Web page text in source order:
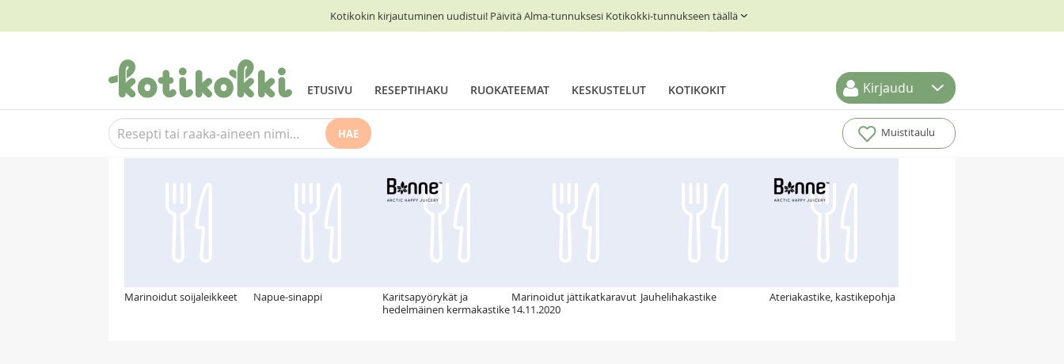
Kotikokin kirjautuminen uudistui! Päivitä Alma-tunnuksesi Kotikokki-tunnukseen täällä
ETUSIVU RESEPTIHAKU RUOKATEEMAT KESKUSTELUT KOTIKOKIT Kirjaudu
HAE Muistitaulu
Suosittelemme myös
Marinoidut soijaleikkeet Napue-sinappi
Karitsapyörykät ja
hedelmäinen kermakastike
Marinoidut jättikatkaravut
14.11.2020
Jauhelihakastike Ateriakastike, kastikepohja